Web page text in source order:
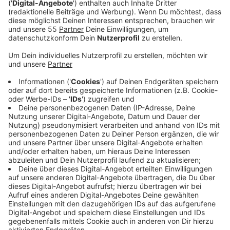
Veröffentlicht:Montag, 02.05.2022 17:43
The Faim hat sich mit Kollege Aaron Knipper
zusammengesetzt und über ihre nächste europaweite
Tournee gesprochen. Sie werden unter anderem auf
diversen Festivals zu sehen und zu hören sein.
Außerdem steht im Juni das Studioalbum "Talk Talk"
bevor - auch das ist natürlich Thema des Interviews
mit den launigen Australiern, das ihr hier an dieser
Stelle hören könnt.
Anzeige